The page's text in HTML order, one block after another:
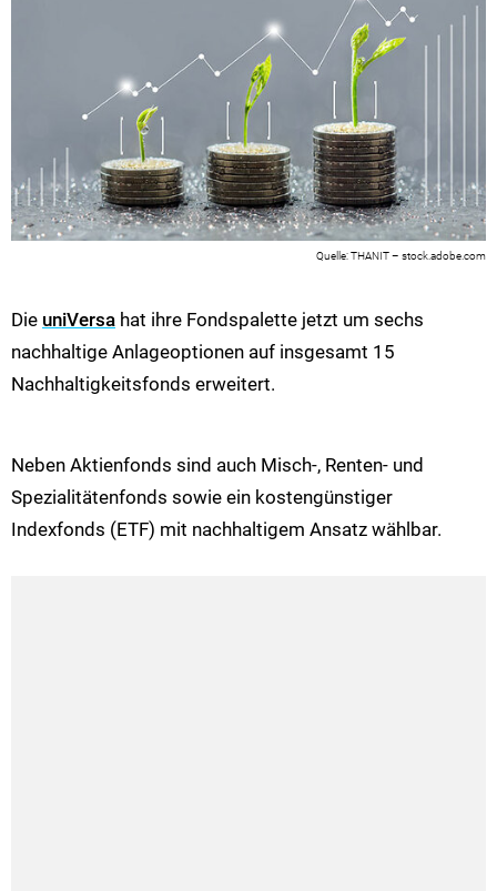
THANIT – stock.adobe.com
Die uniVersa hat ihre Fondspalette jetzt um sechs
nachhaltige Anlageoptionen auf insgesamt 15
Nachhaltigkeitsfonds erweitert.
Neben Aktienfonds sind auch Misch-, Renten- und
Spezialitätenfonds sowie ein kostengünstiger
Indexfonds (ETF) mit nachhaltigem Ansatz wählbar.